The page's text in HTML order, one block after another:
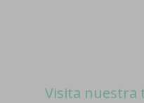
Visita nuestra